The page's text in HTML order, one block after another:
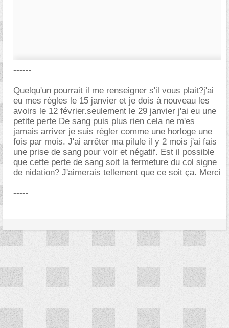
------
Quelqu'un pourrait il me renseigner s'il vous plait?j'ai
eu mes règles le 15 janvier et je dois à nouveau les
avoirs le 12 février.seulement le 29 janvier j'ai eu une
petite perte De sang puis plus rien cela ne m'es
jamais arriver je suis régler comme une horloge une
fois par mois. J'ai arrêter ma pilule il y 2 mois j'ai fais
une prise de sang pour voir et négatif. Est il possible
que cette perte de sang soit la fermeture du col signe
de nidation? J'aimerais tellement que ce soit ça. Merci
-----